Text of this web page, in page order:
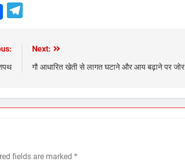
Next:
गौ आधारित खेती से लागत घटाने और आय बढ़ाने पर जोर
fields are marked *